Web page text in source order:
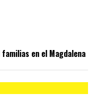
en el Magdalena